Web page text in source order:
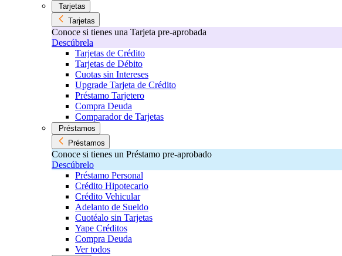
Tarjetas
Tarjetas
Conoce si tienes una Tarjeta pre-aprobada
Descúbrela
Tarjetas de Crédito
Tarjetas de Débito
Cuotas sin Intereses
Upgrade Tarjeta de Crédito
Préstamo Tarjetero
Compra Deuda
Comparador de Tarjetas
Préstamos
Préstamos
Conoce si tienes un Préstamo pre-aprobado
Descúbrelo
Préstamo Personal
Crédito Hipotecario
Crédito Vehicular
Adelanto de Sueldo
Cuotéalo sin Tarjetas
Yape Créditos
Compra Deuda
Ver todos